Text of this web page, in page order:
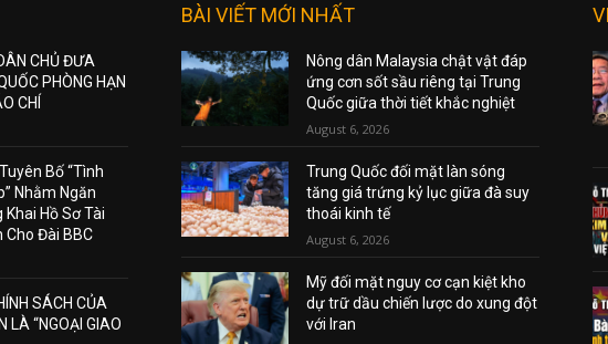
CHỦ ĐƯA
PHÒNG HẠN
CHÍ
Bố “Tình
Nhằm Ngăn
Khai Hồ Sơ Tài
Cho Đài BBC
SÁCH CỦA
LÀ “NGOẠI GIAO
BÀI VIẾT MỚI NHẤT
Nông dân Malaysia chật vật đáp
ứng cơn sốt sầu riêng tại Trung
Quốc giữa thời tiết khắc nghiệt
August 6, 2026
Trung Quốc đối mặt làn sóng
tăng giá trứng kỷ lục giữa đà suy
thoái kinh tế
August 6, 2026
Mỹ đối mặt nguy cơ cạn kiệt kho
dự trữ dầu chiến lược do xung đột
với Iran